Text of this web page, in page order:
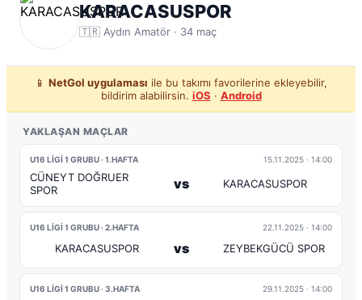
KARACASUSPOR
🇹🇷 Aydın Amatör · 34 maç
📱 NetGol uygulaması ile bu takımı favorilerine ekleyebilir,
bildirim alabilirsin. iOS · Android
YAKLAŞAN MAÇLAR
U16 LİGİ 1 GRUBU · 1.HAFTA 15.11.2025 · 14:00
CÜNEYT DOĞRUER
SPOR
vs KARACASUSPOR
U16 LİGİ 1 GRUBU · 2.HAFTA 22.11.2025 · 14:00
KARACASUSPOR vs ZEYBEKGÜCÜ SPOR
U16 LİGİ 1 GRUBU · 3.HAFTA 29.11.2025 · 14:00